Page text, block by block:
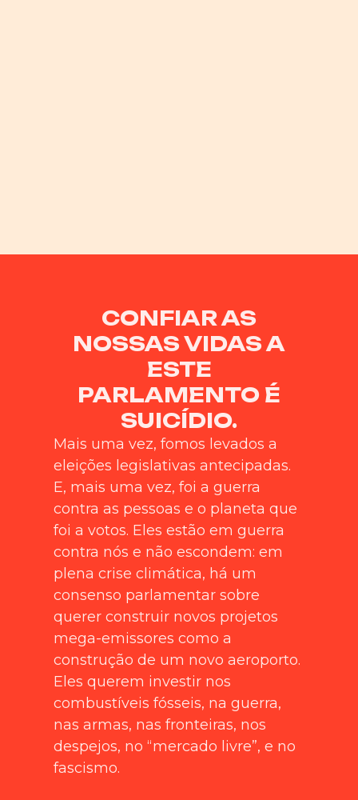
CONFIAR AS
NOSSAS VIDAS A
ESTE
PARLAMENTO É
SUICÍDIO.
Mais uma vez, fomos levados a
eleições legislativas antecipadas.
E, mais uma vez, foi a guerra
contra as pessoas e o planeta que
foi a votos. Eles estão em guerra
contra nós e não escondem: em
plena crise climática, há um
consenso parlamentar sobre
querer construir novos projetos
mega-emissores como a
construção de um novo aeroporto.
Eles querem investir nos
combustíveis fósseis, na guerra,
nas armas, nas fronteiras, nos
despejos, no “mercado livre”, e no
fascismo.